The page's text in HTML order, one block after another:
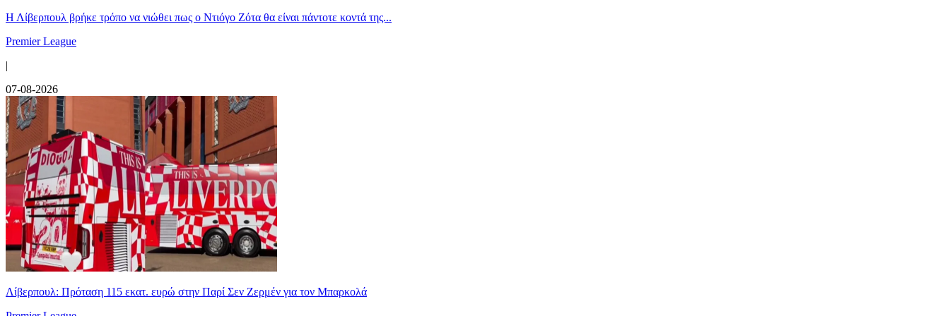
Η Λίβερπουλ βρήκε τρόπο να νιώθει πως ο Ντιόγο Ζότα θα είναι πάντοτε κοντά της...
Premier League
|
07-08-2026
Λίβερπουλ: Πρόταση 115 εκατ. ευρώ στην Παρί Σεν Ζερμέν για τον Μπαρκολά